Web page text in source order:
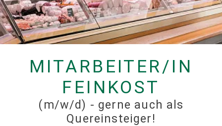
MITARBEITER/IN
FEINKOST
(m/w/d) - gerne auch als
Quereinsteiger!